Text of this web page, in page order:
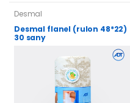
Desmal
Desmal flanel (rulon 48*22)
30 sany